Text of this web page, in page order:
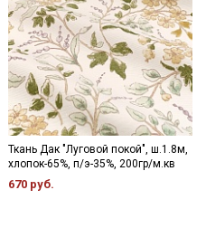
Ткань Дак "Луговой покой", ш.1.8м,
хлопок-65%, п/э-35%, 200гр/м.кв
670 руб.